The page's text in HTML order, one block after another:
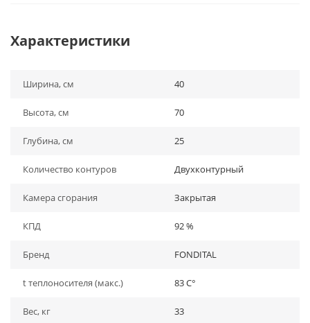
Характеристики
Ширина, см 40
Высота, см 70
Глубина, см 25
Количество контуров Двухконтурный
Камера сгорания Закрытая
КПД 92 %
Бренд FONDITAL
t теплоносителя (макс.) 83 C°
Вес, кг 33